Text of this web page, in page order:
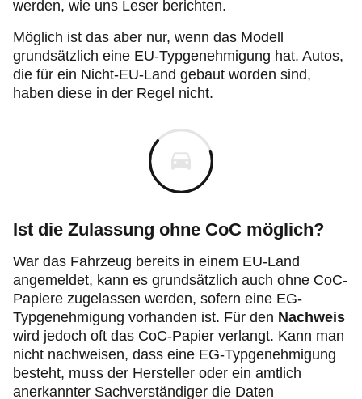
werden, wie uns Leser berichten.
Möglich ist das aber nur, wenn das Modell
grundsätzlich eine EU-Typgenehmigung hat. Autos,
die für ein Nicht-EU-Land gebaut worden sind,
haben diese in der Regel nicht.
Ist die Zulassung ohne CoC möglich?
War das Fahrzeug bereits in einem EU-Land
angemeldet, kann es grundsätzlich auch ohne CoC-
Papiere zugelassen werden, sofern eine EG-
Typgenehmigung vorhanden ist. Für den Nachweis
wird jedoch oft das CoC-Papier verlangt. Kann man
nicht nachweisen, dass eine EG-Typgenehmigung
besteht, muss der Hersteller oder ein amtlich
anerkannter Sachverständiger die Daten